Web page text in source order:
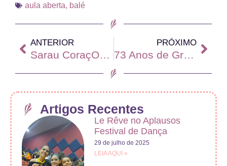
aula aberta, balé
ANTERIOR PRÓXIMO
73 Anos de Graça e Elegância: Celebrando a Jornada Inspiradora do Ballet Nacional de Cuba
Artigos Recentes
Le Rêve no Aplausos
Festival de Dança
29 de julho de 2025
LEIA AQUI »